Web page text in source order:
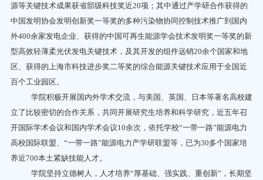
源等关键技术成果获省部级科技奖近20项；其中通过产学研合作获得的
中国发明协会发明创新奖一等奖的多种污染物协同控制技术推广到国内
外400余家发电企业、获得的中国可再生能源学会技术发明奖一等奖的新
型高效轻薄柔光伏发电关键技术，及其开发的组件远销20余个国家和地
区、获得的上海市科技进步奖二等奖的综合能源关键技术应用于全国近
百个工业园区。
学院积极开展国内外学术交流，与美国、英国、日本等著名高校建
立了比较密切的合作关系，共同开展研究生培养和科学研究，近五年召
开国际学术会议和国内学术会议10余次，依托学校“一带一路”能源电力
高校国际联盟、“一带一路”能源电力产学研联盟等，已为30多个国家培
养近700本土紧缺技能人才。
学院坚持立德树人，人才培养“厚基础、强实践、重创新”，长期坚